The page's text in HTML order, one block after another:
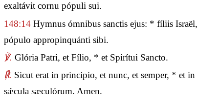
exaltávit cornu pópuli sui.
148:14 Hymnus ómnibus sanctis ejus: * fíliis Israël,
pópulo appropinquánti sibi.
℣. Glória Patri, et Fílio, * et Spirítui Sancto.
℟. Sicut erat in princípio, et nunc, et semper, * et in
sǽcula sæculórum. Amen.